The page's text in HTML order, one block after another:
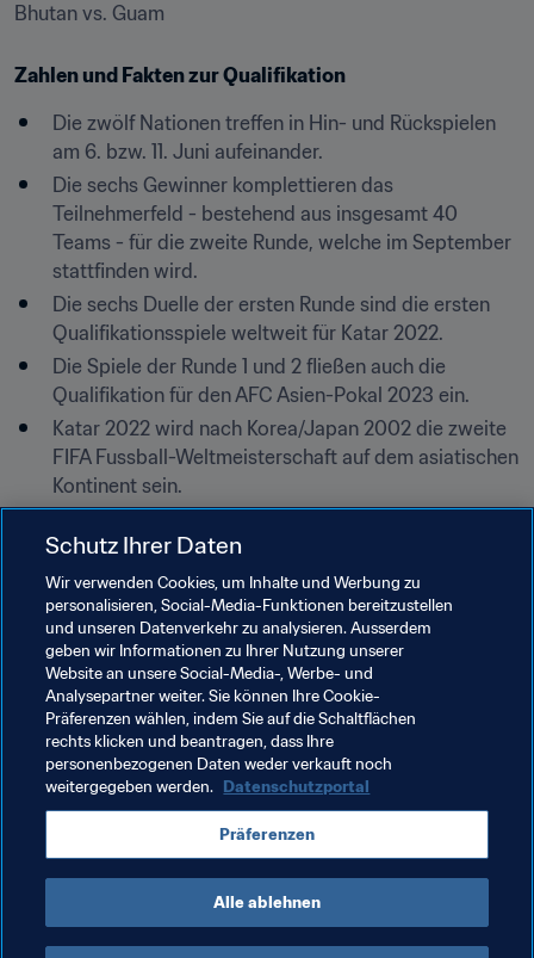
Bhutan vs. Guam
Zahlen und Fakten zur Qualifikation
Die zwölf Nationen treffen in Hin- und Rückspielen
am 6. bzw. 11. Juni aufeinander.
Die sechs Gewinner komplettieren das
Teilnehmerfeld - bestehend aus insgesamt 40
Teams - für die zweite Runde, welche im September
stattfinden wird.
Die sechs Duelle der ersten Runde sind die ersten
Qualifikationsspiele weltweit für Katar 2022.
Die Spiele der Runde 1 und 2 fließen auch die
Qualifikation für den AFC Asien-Pokal 2023 ein.
Katar 2022 wird nach Korea/Japan 2002 die zweite
FIFA Fussball-Weltmeisterschaft auf dem asiatischen
Kontinent sein.
Verwandte Themen
FIFA Fussball-Weltmeisterschaft Katar 2022™
Malaysia Cambodia Macau Laos
Bhutan Mongolia Bangladesh Guam
Brunei Darussalam Timor-Leste Pakistan
Sri Lanka AFC
Schutz Ihrer Daten
Wir verwenden Cookies, um Inhalte und Werbung zu
personalisieren, Social-Media-Funktionen bereitzustellen
und unseren Datenverkehr zu analysieren. Ausserdem
geben wir Informationen zu Ihrer Nutzung unserer
Website an unsere Social-Media-, Werbe- und
Analysepartner weiter. Sie können Ihre Cookie-
Präferenzen wählen, indem Sie auf die Schaltflächen
rechts klicken und beantragen, dass Ihre
personenbezogenen Daten weder verkauft noch
weitergegeben werden. Datenschutzportal
Präferenzen
Alle ablehnen